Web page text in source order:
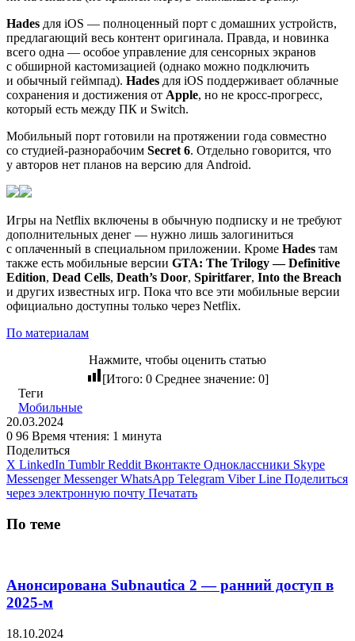
Hades для iOS — полноценный порт с домашних устройств,
предлагающий весь контент оригинала. Правда, и новинка
всего одна — особое управление для сенсорных экранов
с обширной кастомизацией (однако можно подключить
и обычный геймпад). Hades для iOS поддерживает облачные
сохранения и достижения от Apple, но не кросс-прогресс,
который есть между ПК и Switch.
Мобильный порт готовили на протяжении года совместно
со студией-разнорабочим Secret 6. Отдельно говорится, что
у авторов нет планов на версию для Android.
Игры на Netflix включены в обычную подписку и не требуют
дополнительных денег — нужно лишь залогиниться
с оплаченный в специальном приложении. Кроме Hades там
также есть мобильные версии GTA: The Trilogу — Definitive
Edition, Dead Cells, Death’s Door, Spiritfarer, Into the Breach
и других известных игр. Пока что все эти мобильные версии
официально доступны только через Netflix.
По материалам
Нажмите, чтобы оценить статью
[Итого: 0 Среднее значение: 0]
Теги
Мобильные
20.03.2024
0 96 Время чтения: 1 минута
Поделиться
X LinkedIn Tumblr Reddit Вконтакте Одноклассники Skype
Messenger Messenger WhatsApp Telegram Viber Line Поделиться
через электронную почту Печатать
По теме
Анонсирована Subnautica 2 — ранний доступ в
2025-м
18.10.2024